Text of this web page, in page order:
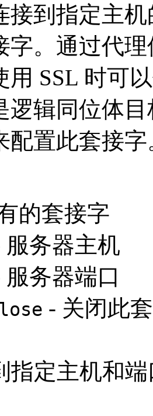
接到指定主
字。通过代
用 SSL 时可
逻辑同位体
配置此套接字
的套接字
服务器主机
服务器端口
- 关闭此
指定主机和